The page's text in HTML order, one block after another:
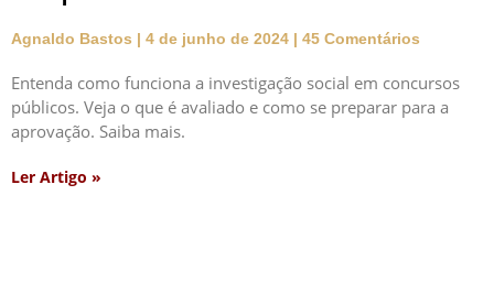
Agnaldo Bastos 4 de junho de 2024 45 Comentários
Entenda como funciona a investigação social em concursos
públicos. Veja o que é avaliado e como se preparar para a
aprovação. Saiba mais.
Ler Artigo »